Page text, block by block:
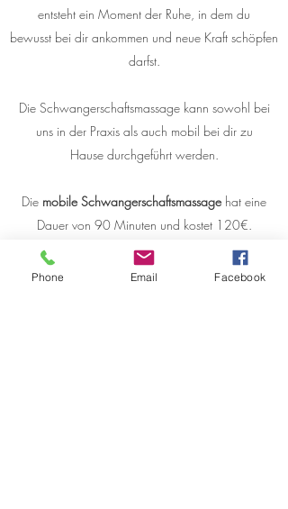
entsteht ein Moment der Ruhe, in dem du
bewusst bei dir ankommen und neue Kraft schöpfen
darfst.
Die Schwangerschaftsmassage kann sowohl bei
uns in der Praxis als auch mobil bei dir zu
Hause durchgeführt werden.
Die mobile Schwangerschaftsmassage hat eine
Dauer von 90 Minuten und kostet 120€.
Für Massagen im
Raum Klagenfurt
wird eine
Wegpauschale von 30 € pro
Phone Email Facebook